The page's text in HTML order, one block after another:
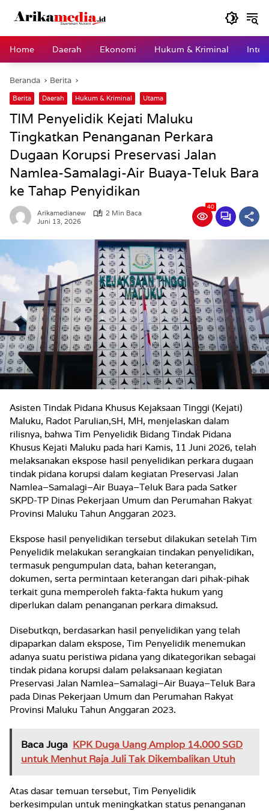
Home
Daerah Ekonomi Hukum & Kriminal
Beranda Berita
Berita Daerah Hukum & Kriminal Utama
TIM Penyelidik Kejati Maluku
Tingkatkan Penanganan Perkara
Dugaan Korupsi Preservasi Jalan
Namlea-Samalagi-Air Buaya-Teluk Bara
ke Tahap Penyidikan
Arikamedianew
2 Min Baca
Juni 13, 2026
40
Asisten Tindak Pidana Khusus Kejaksaan Tinggi (Kejati)
Maluku, Radot Parulian,SH, MH, menjelaskan dalam
rilisnya, bahwa Tim Penyelidik Bidang Tindak Pidana
Khusus Kejati Maluku pada hari Kamis, 11 Juni 2026, telah
melaksanakan ekspose hasil penyelidikan perkara dugaan
tindak pidana korupsi dalam kegiatan Preservasi Jalan
Namlea–Samalagi–Air Buaya–Teluk Bara pada Satker
SKPD-TP Dinas Pekerjaan Umum dan Perumahan Rakyat
Provinsi Maluku Tahun Anggaran 2023.
Ekspose hasil penyelidikan tersebut dilakukan setelah Tim
Penyelidik melakukan serangkaian tindakan penyelidikan,
termasuk pengumpulan data, bahan keterangan,
dokumen, serta permintaan keterangan dari pihak-pihak
terkait guna memperoleh fakta-fakta hukum yang
diperlukan dalam penanganan perkara dimaksud.
Disebutkqn, berdasarkan hasil penyelidikan yang telah
dipaparkan dalam ekspose, Tim Penyelidik menemukan
adanya suatu peristiwa pidana yang dikategorikan sebagai
tindak pidana korupsi dalam pelaksanaan kegiatan
Preservasi Jalan Namlea–Samalagi–Air Buaya–Teluk Bara
pada Dinas Pekerjaan Umum dan Perumahan Rakyat
Provinsi Maluku Tahun Anggaran 2023.
Baca Juga KPK Duga Uang Amplop 14.000 SGD
untuk Menhut Raja Juli Tak Dikembalikan Utuh
Atas dasar temuan tersebut, Tim Penyelidik
berkesimpulan untuk meningkatkan status penanganan